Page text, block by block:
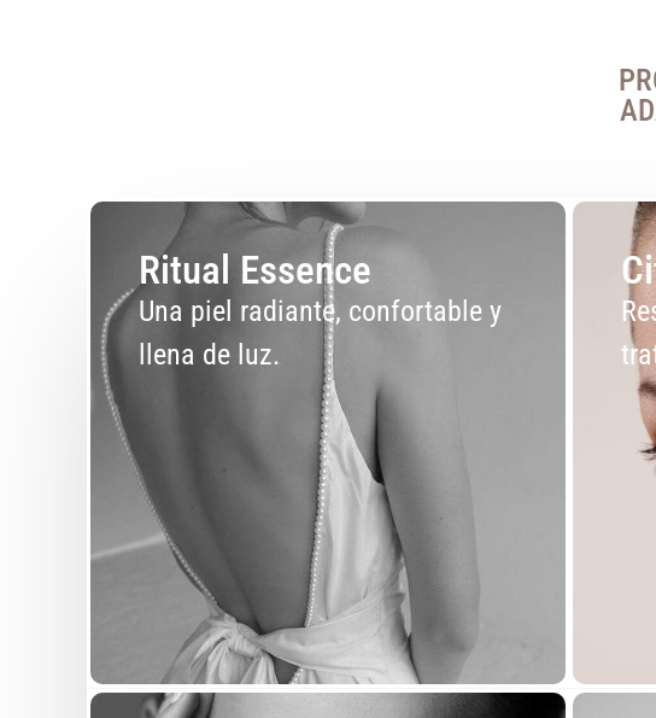
Ritual Essence
Una piel radiante, confortable y
llena de luz.